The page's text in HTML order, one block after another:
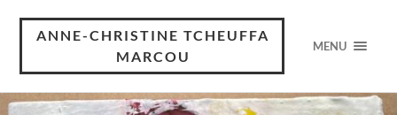
ANNE-CHRISTINE TCHEUFFA
MARCOU
MENU